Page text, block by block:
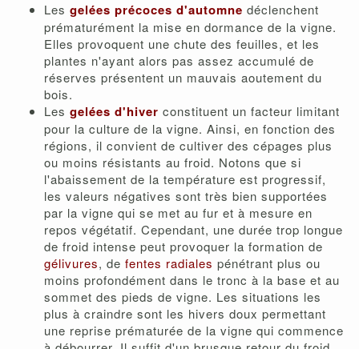
Les gelées précoces d'automne déclenchent
prématurément la mise en dormance de la vigne.
Elles provoquent une chute des feuilles, et les
plantes n'ayant alors pas assez accumulé de
réserves présentent un mauvais aoutement du
bois.
Les gelées d'hiver constituent un facteur limitant
pour la culture de la vigne. Ainsi, en fonction des
régions, il convient de cultiver des cépages plus
ou moins résistants au froid. Notons que si
l'abaissement de la température est progressif,
les valeurs négatives sont très bien supportées
par la vigne qui se met au fur et à mesure en
repos végétatif. Cependant, une durée trop longue
de froid intense peut provoquer la formation de
gélivures, de fentes radiales pénétrant plus ou
moins profondément dans le tronc à la base et au
sommet des pieds de vigne. Les situations les
plus à craindre sont les hivers doux permettant
une reprise prématurée de la vigne qui commence